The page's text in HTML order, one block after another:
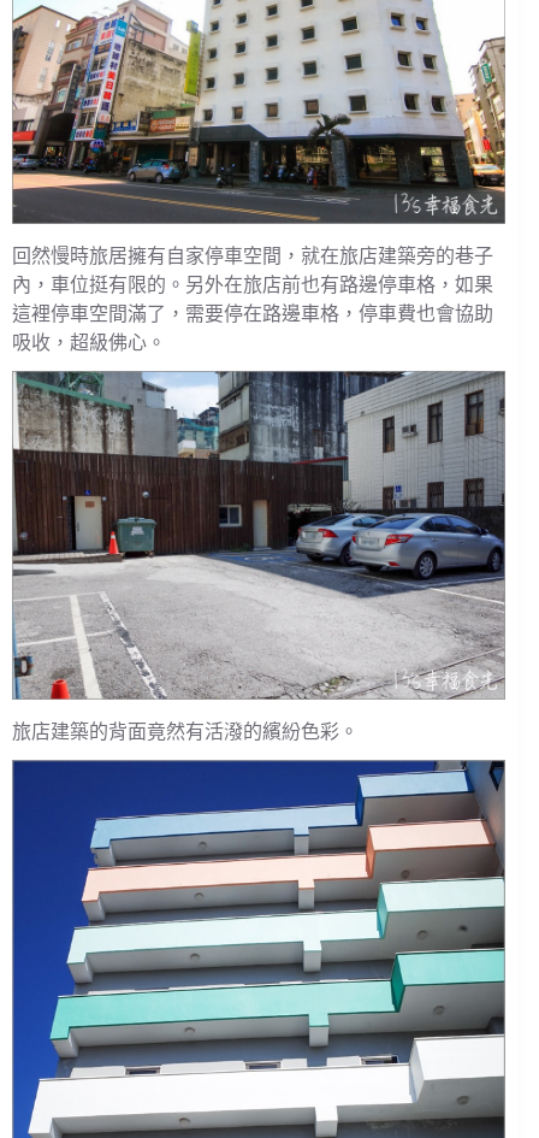
回然慢時旅居擁有自家停車空間，就在旅店建築旁的巷子
內，車位挺有限的。另外在旅店前也有路邊停車格，如果
這裡停車空間滿了，需要停在路邊車格，停車費也會協助
吸收，超級佛心。
旅店建築的背面竟然有活潑的繽紛色彩。